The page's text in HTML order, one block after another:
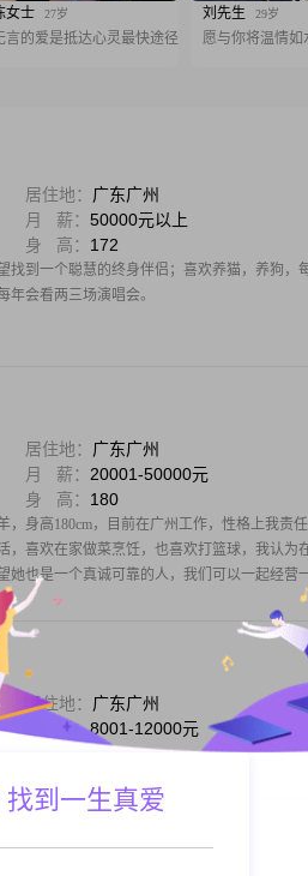
女士 27岁
言的爱是抵达心灵最快途径
刘先生 29岁
愿与你将温情
居住地： 广东广州
月 薪： 50000元以上
身 高： 172
找到一个聪慧的终身伴侣；喜欢养猫，养狗，
年会看两三场演唱会。
居住地： 广东广州
月 薪： 20001-50000元
身 高： 180
，身高180cm，目前在广州工作，性格上我责
，喜欢在家做菜烹饪，也喜欢打篮球，我认为
她也是一个真诚可靠的人，我们可以一起经营
居住地： 广东广州
月 薪：8001-12000元
在性格和相处方面，我是一个真诚可
到一生真爱